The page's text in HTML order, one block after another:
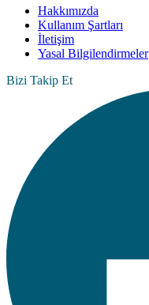
Hakkımızda
Kullanım Şartları
İletişim
Yasal Bilgilendirmeler
Bizi Takip Et